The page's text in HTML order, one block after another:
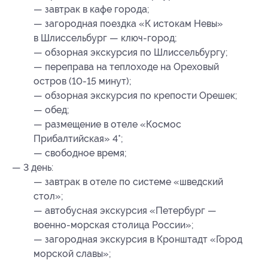
— завтрак в кафе города;
— загородная поездка «К истокам Невы»
в Шлиссельбург — ключ-город;
— обзорная экскурсия по Шлиссельбургу;
— переправа на теплоходе на Ореховый
остров (10-15 минут);
— обзорная экскурсия по крепости Орешек;
— обед;
— размещение в отеле «Космос
Прибалтийская» 4*;
— свободное время;
— 3 день:
— завтрак в отеле по системе «шведский
стол»;
— автобусная экскурсия «Петербург —
военно-морская столица России»;
— загородная экскурсия в Кронштадт «Город
морской славы»;